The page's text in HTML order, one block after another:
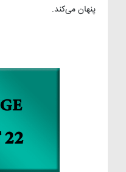
پنهان می‌کند.